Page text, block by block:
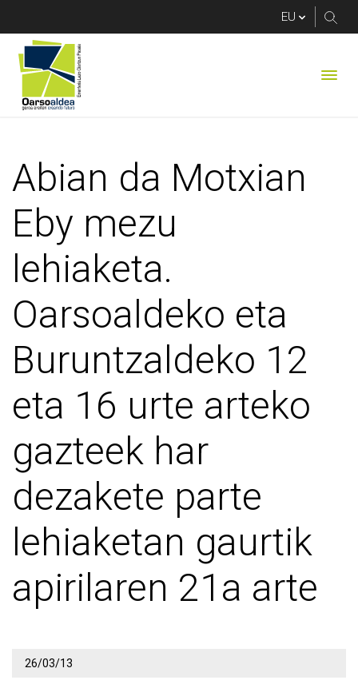
Abian da Motxian
Eby mezu
lehiaketa.
Oarsoaldeko eta
Buruntzaldeko 12
eta 16 urte arteko
gazteek har
dezakete parte
lehiaketan gaurtik
apirilaren 21a arte
26/03/13